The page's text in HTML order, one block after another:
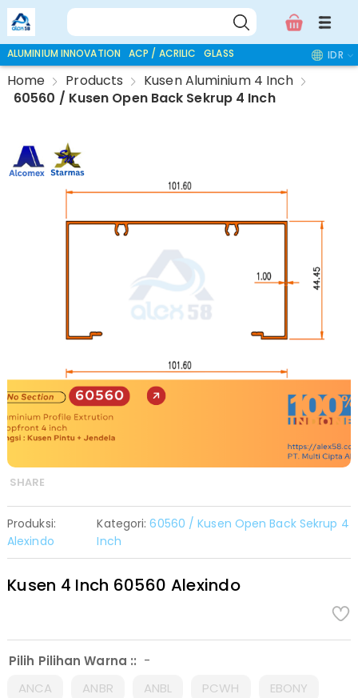
ALUMINIUM INNOVATION ACP / ACRILIC GLASS ACCESSORIES IDR
Home Products
Kusen Aluminium 4 Inch
60560 / Kusen Open Back Sekrup 4 Inch
SHARE
Produksi:
Alexindo
Kategori:60560 / Kusen Open Back Sekrup 4
Inch
Kusen 4 Inch 60560 Alexindo
Pilih Pilihan Warna :: -
ANCA ANBR ANBL PCWH EBONY